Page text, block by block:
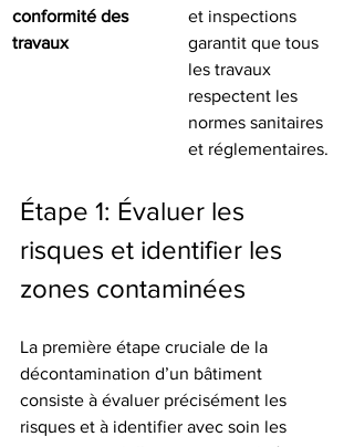
conformité des
travaux
et inspections
garantit que tous
les travaux
respectent les
normes sanitaires
et réglementaires.
Étape 1: Évaluer les
risques et identifier les
zones contaminées
La première étape cruciale de la
décontamination d’un bâtiment
consiste à évaluer précisément les
risques et à identifier avec soin les